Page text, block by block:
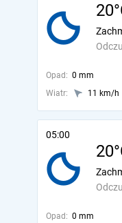
Opad: 0 mm
Wiatr:
11 km/h
05:00
Opad: 0 mm